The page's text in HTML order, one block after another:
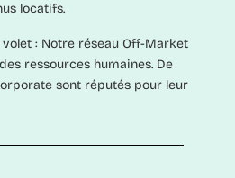
locatifs.
: Notre réseau Off-Market
ressources humaines. De
sont réputés pour leur